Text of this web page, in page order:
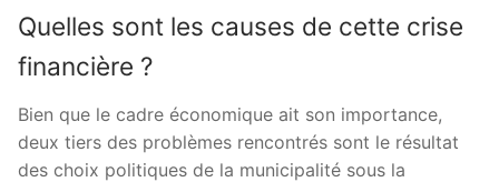
Quelles sont les causes de cette crise
financière ?
Bien que le cadre économique ait son importance,
deux tiers des problèmes rencontrés sont le résultat
des choix politiques de la municipalité sous la